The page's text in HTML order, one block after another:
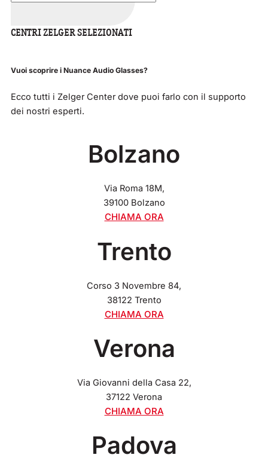
CENTRI ZELGER SELEZIONATI
Vuoi scoprire i Nuance Audio Glasses?
Ecco tutti i Zelger Centerdove puoi farlo con il supporto
dei nostri esperti.
Bolzano
Via Roma 18M,
39100 Bolzano
CHIAMA ORA
Trento
Corso 3 Novembre 84,
38122 Trento
CHIAMA ORA
Verona
Via Giovanni della Casa 22,
37122 Verona
CHIAMA ORA
Padova